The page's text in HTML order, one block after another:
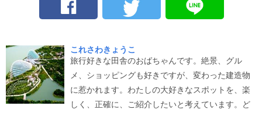
これさわきょうこ
旅行好きな田舎のおばちゃんです。絶景、グル
メ、ショッピングも好きですが、変わった建造物
に惹かれます。わたしの大好きなスポットを、楽
しく、正確に、ご紹介したいと考えています。ど